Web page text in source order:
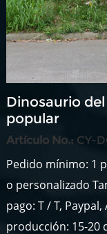
Dinosaurio
popular
Artículo No.: CY-
Pedido mínimo: 1
o personalizado
pago: T / T,
producción: 15-20